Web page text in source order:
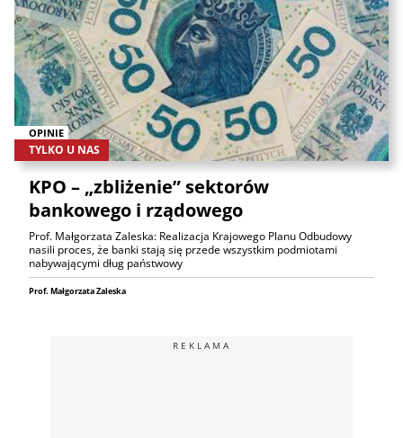
OPINIE
TYLKO U NAS
KPO – „zbliżenie” sektorów
bankowego i rządowego
Prof. Małgorzata Zaleska: Realizacja Krajowego Planu Odbudowy
nasili proces, że banki stają się przede wszystkim podmiotami
nabywającymi dług państwowy
Prof. Małgorzata Zaleska
REKLAMA